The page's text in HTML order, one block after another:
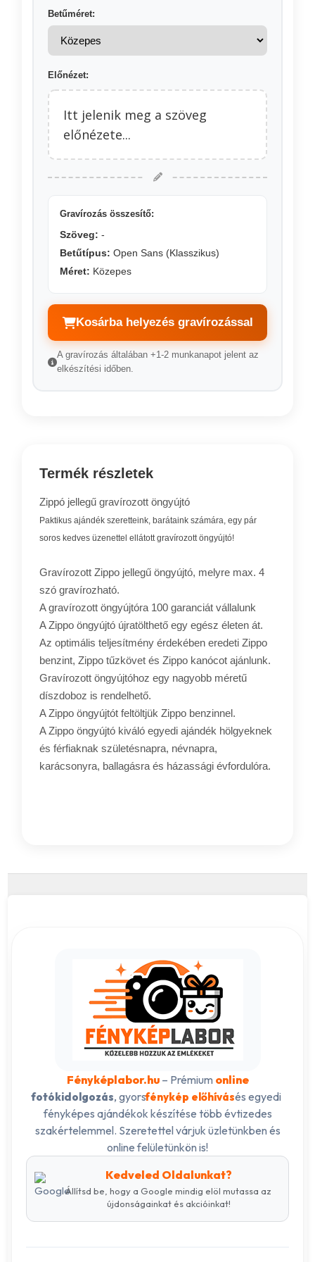
Betűméret:
Előnézet:
Itt jelenik meg a szöveg
előnézete...
Gravírozás összesítő:
Szöveg: -
Betűtípus: Open Sans (Klasszikus)
Méret: Közepes
Kosárba helyezés gravírozással
A gravírozás általában +1-2 munkanapot jelent az
elkészítési időben.
Termék részletek
Zippó jellegű gravírozott öngyújtó
Paktikus ajándék szeretteink, barátaink számára, egy pár
soros kedves üzenettel ellátott gravírozott öngyújtó!
Gravírozott Zippo jellegű öngyújtó, melyre max. 4
szó gravírozható.
A gravírozott öngyújtóra 100 garanciát vállalunk
A Zippo öngyújtó újratölthető egy egész életen át.
Az optimális teljesítmény érdekében eredeti Zippo
benzint, Zippo tűzkövet és Zippo kanócot ajánlunk.
Gravírozott öngyújtóhoz egy nagyobb méretű
díszdoboz is rendelhető.
A Zippo öngyújtót feltöltjük Zippo benzinnel.
A Zippo öngyújtó kiváló egyedi ajándék hölgyeknek
és férfiaknak születésnapra, névnapra,
karácsonyra, ballagásra és házassági évfordulóra.
Fényképlabor.hu– Prémium online
fotókidolgozás, gyorsfénykép előhívásés egyedi
fényképes ajándékok készítése több évtizedes
szakértelemmel. Szeretettel várjuk üzletünkben és
online felületünkön is!
Kedveled Oldalunkat?
Állítsd be, hogy a Google mindig elöl mutassa az
újdonságainkat és akcióinkat!